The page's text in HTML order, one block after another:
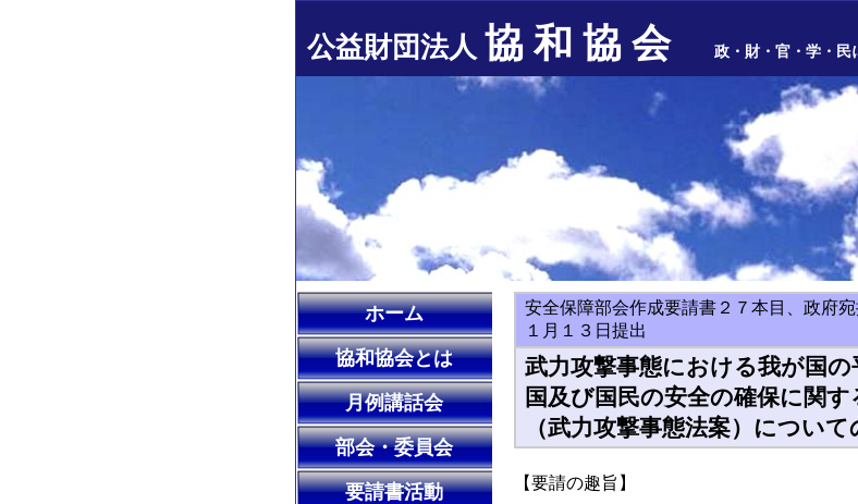
公益財団法人 協 和 協 会 政・財・官・学・民
ホーム
協和協会とは
月例講話会
部会・委員会
要請書活動
安全保障部会作成要請書２７本目、政府
１月１３日提出
武力攻撃事態における我が国
国及び国民の安全の確保に関す
（武力攻撃事態法案）について
【要請の趣旨】